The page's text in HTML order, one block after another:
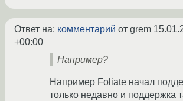
Ответ на: комментарий от grem
+00:00
Например?
Например Foliate начал
только недавно и поддержка